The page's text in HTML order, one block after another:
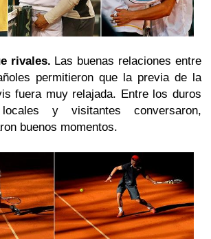
rivales. Las buenas relaciones entre
permitieron que la previa de la
fuera muy relajada. Entre los duros
locales y visitantes conversaron,
buenos momentos.